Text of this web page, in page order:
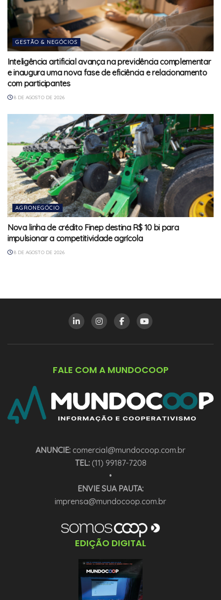
GESTÃO & NEGÓCIOS
Inteligência artificial avança na previdência complementar
e inaugura uma nova fase de eficiência e relacionamento
com participantes
8 DE AGOSTO DE 2026
AGRONEGÓCIO
Nova linha de crédito Finep destina R$ 10 bi para
impulsionar a competitividade agrícola
8 DE AGOSTO DE 2026
FALE COM A MUNDOCOOP
ANUNCIE: comercial@mundocoop.com.br
TEL:(11) 99187-7208
•
ENVIE SUA PAUTA:
imprensa@mundocoop.com.br
EDIÇÃO DIGITAL